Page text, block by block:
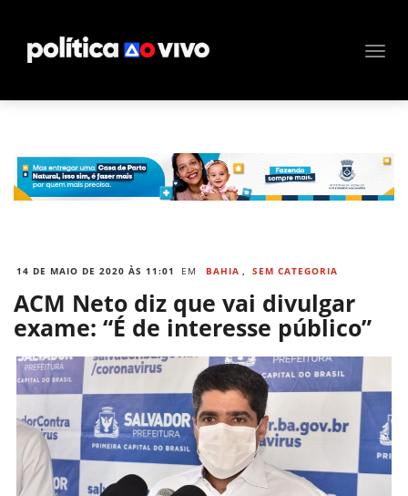
14 DE MAIO DE 2020 ÀS 11:01 EM BAHIA , SEM CATEGORIA
ACM Neto diz que vai divulgar
exame: “É de interesse público”